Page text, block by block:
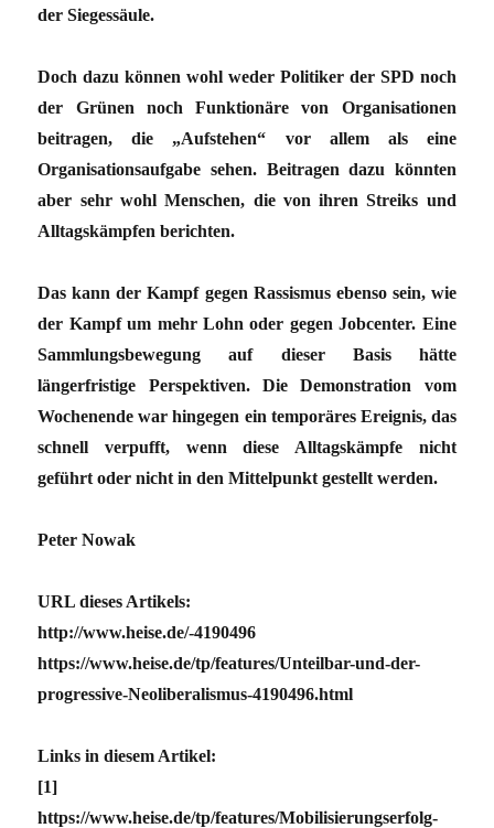
der Siegessäule.
Doch dazu können wohl weder Politiker der SPD noch
der Grünen noch Funktionäre von Organisationen
beitragen, die „Aufstehen“ vor allem als eine
Organisationsaufgabe sehen. Beitragen dazu könnten
aber sehr wohl Menschen, die von ihren Streiks und
Alltagskämpfen berichten.
Das kann der Kampf gegen Rassismus ebenso sein, wie
der Kampf um mehr Lohn oder gegen Jobcenter. Eine
Sammlungsbewegung auf dieser Basis hätte
längerfristige Perspektiven. Die Demonstration vom
Wochenende war hingegen ein temporäres Ereignis, das
schnell verpufft, wenn diese Alltagskämpfe nicht
geführt oder nicht in den Mittelpunkt gestellt werden.
Peter Nowak
URL dieses Artikels:
http://www.heise.de/-4190496
https://www.heise.de/tp/features/Unteilbar-und-der-
progressive-Neoliberalismus-4190496.html
Links in diesem Artikel:
[1]
https://www.heise.de/tp/features/Mobilisierungserfolg-